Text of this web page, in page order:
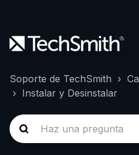
Soporte de TechSmith
Instalar y Desinstalar